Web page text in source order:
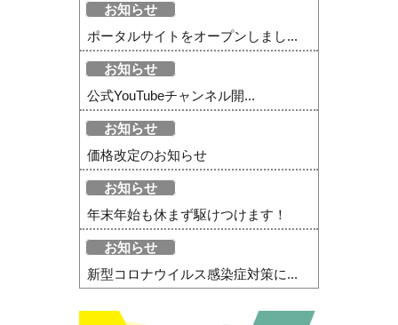
お知らせ
ポータルサイトをオープンしまし...
お知らせ
公式YouTubeチャンネル開...
お知らせ
価格改定のお知らせ
お知らせ
年末年始も休まず駆けつけます！
お知らせ
新型コロナウイルス感染症対策に...